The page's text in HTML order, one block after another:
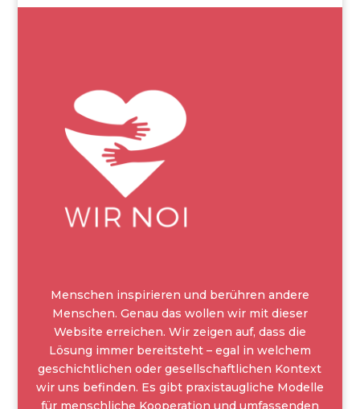
Menschen inspirieren und berühren andere
Menschen. Genau das wollen wir mit dieser
Website erreichen. Wir zeigen auf, dass die
Lösung immer bereitsteht – egal in welchem
geschichtlichen oder gesellschaftlichen Kontext
wir uns befinden. Es gibt praxistaugliche Modelle
für menschliche Kooperation und umfassenden